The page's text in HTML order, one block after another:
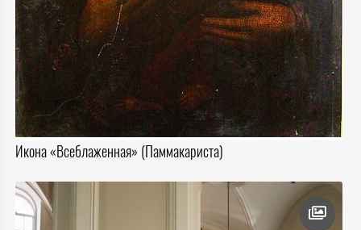
Икона «Всеблаженная» (Паммакариста)